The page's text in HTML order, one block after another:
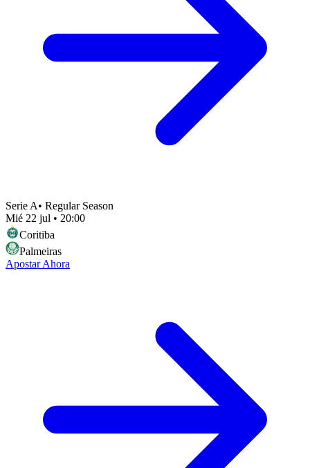
Serie A• Regular Season
Mié 22 jul • 20:00
Coritiba
Palmeiras
Apostar Ahora